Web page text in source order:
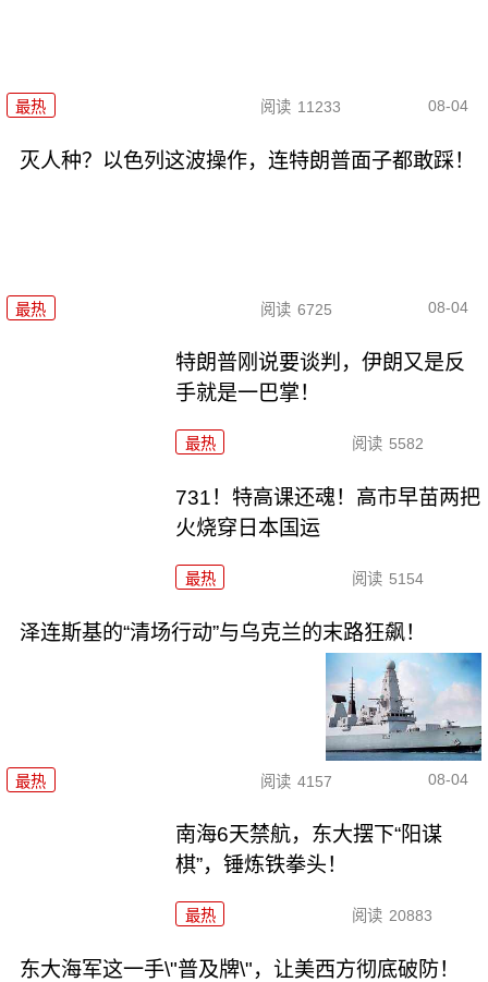
最热 阅读 11233 08-04
灭人种？以色列这波操作，连特朗普面子都敢踩！
最热 阅读 6725 08-04
特朗普刚说要谈判，伊朗又是反
手就是一巴掌！
最热 阅读 5582
731！特高课还魂！高市早苗两把
火烧穿日本国运
最热 阅读 5154
泽连斯基的“清场行动”与乌克兰的末路狂飙！
最热 阅读 4157 08-04
南海6天禁航，东大摆下“阳谋
棋”，锤炼铁拳头！
最热 阅读 20883
东大海军这一手\"普及牌\"，让美西方彻底破防！